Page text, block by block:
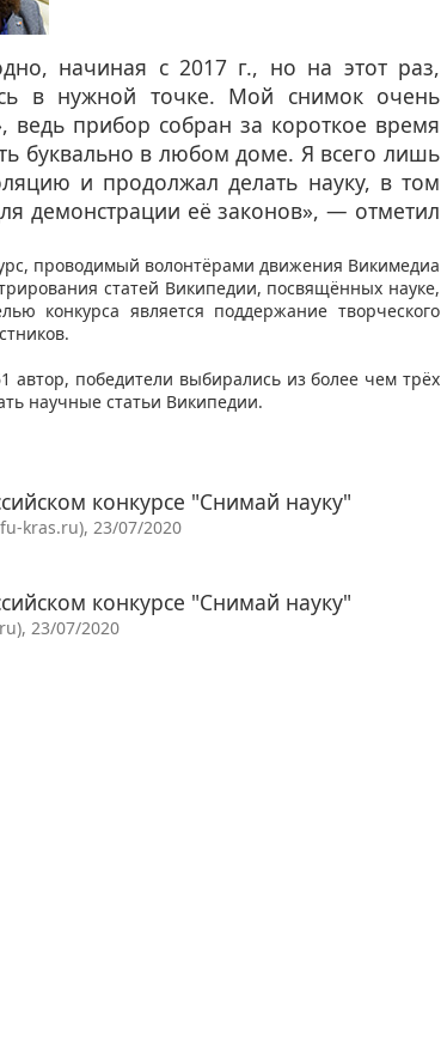
начиная с 2017 г., но на этот раз,
в нужной точке. Мой снимок очень
ведь прибор собран за короткое время
буквально в любом доме. Я всего лишь
и продолжал делать науку, в том
демонстрации её законов», — отметил
проводимый волонтёрами движения Викимедиа
статей Википедии, посвящённых науке,
конкурса является поддержание творческого
автор, победители выбирались из более чем трёх
научные статьи Википедии.
конкурсе "Снимай науку"
kras.ru), 23/07/2020
конкурсе "Снимай науку"
23/07/2020